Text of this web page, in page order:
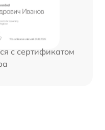
с сертификатом